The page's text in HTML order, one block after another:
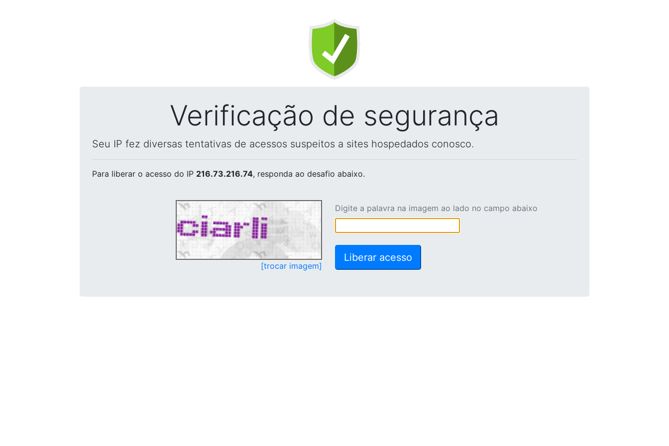
Verificação de segurança
Seu IP fez diversas tentativas de acessos suspeitos a sites hospedados conosco.
Para liberar o acesso do IP 216.73.216.74, responda ao desafio abaixo.
[trocar imagem]
Digite a palavra na imagem ao lado no campo abaixo